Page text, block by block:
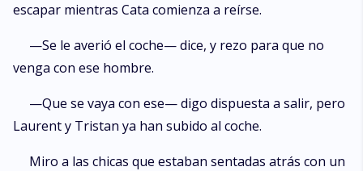
escapar mientras Cata comienza a reírse.
—Se le averió el coche— dice, y rezo para que no
venga con ese hombre.
—Que se vaya con ese— digo dispuesta a salir, pero
Laurent y Tristan ya han subido al coche.
Miro a las chicas que estaban sentadas atrás con un